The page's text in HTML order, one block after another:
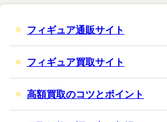
フィギュア通販サイト
フィギュア買取サイト
高額買取のコツとポイント